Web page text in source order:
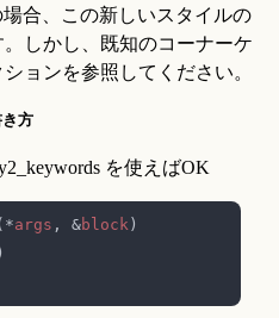
合、この新しいスタイルの
しかし、既知のコーナーケ
ョンを参照してください。
き方
を使えばOK
args , &block